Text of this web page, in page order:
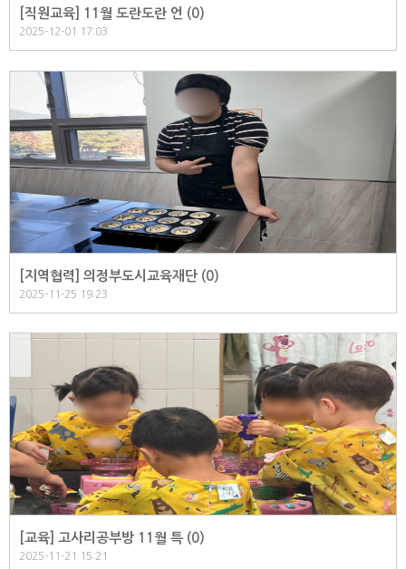
[직원교육] 11월 도란도란 언 (0)
2025-12-01 17:03
[지역협력] 의정부도시교육재단 (0)
2025-11-25 19:23
[교육] 고사리공부방 11월 특 (0)
2025-11-21 15:21